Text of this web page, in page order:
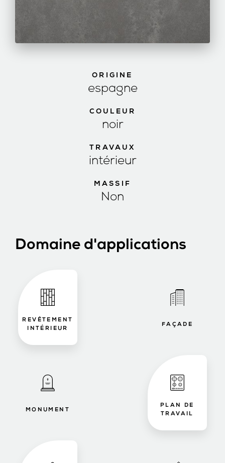
ORIGINE
espagne
COULEUR
noir
TRAVAUX
intérieur
MASSIF
Non
Domaine d'applications
REVÊTEMENT
INTÉRIEUR
FAÇADE
MONUMENT
PLAN DE
TRAVAIL